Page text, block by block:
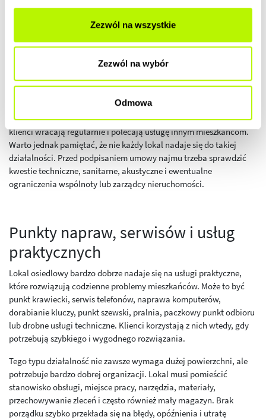
Zezwól na wszystkie
Zezwól na wybór
Odmowa
usługi, ale też na bezpieczeństwo zwierzęcia i organizację wizyty.
Mniejsze firmy świadczące usługi dla zwierząt potrzebują
sprawnego systemu rezerwacji, miejsca na sprzęt, kosmetyki,
karmy lub akcesoria. Organizacja pracy zespołu jest tu szczególnie
ważna, ponieważ opóźnienia i chaos mogą stresować zarówno
zwierzęta, jak i właścicieli. Dobrze zaplanowany grafik, czytelna
Ta branża ma duży potencjał lokalnej lojalności. Zadowoleni
klienci wracają regularnie i polecają usługę innym mieszkańcom.
Warto jednak pamiętać, że nie każdy lokal nadaje się do takiej
działalności. Przed podpisaniem umowy najmu trzeba sprawdzić
kwestie techniczne, sanitarne, akustyczne i ewentualne
ograniczenia wspólnoty lub zarządcy nieruchomości.
Punkty napraw, serwisów i usług
praktycznych
Lokal osiedlowy bardzo dobrze nadaje się na usługi praktyczne,
które rozwiązują codzienne problemy mieszkańców. Może to być
punkt krawiecki, serwis telefonów, naprawa komputerów,
dorabianie kluczy, punkt szewski, pralnia, paczkowy punkt odbioru
lub drobne usługi techniczne. Klienci korzystają z nich wtedy, gdy
potrzebują szybkiego i wygodnego rozwiązania.
Tego typu działalność nie zawsze wymaga dużej powierzchni, ale
potrzebuje bardzo dobrej organizacji. Lokal musi pomieścić
stanowisko obsługi, miejsce pracy, narzędzia, materiały,
przechowywanie zleceń i często również mały magazyn. Brak
porządku szybko przekłada się na błędy, opóźnienia i utratę